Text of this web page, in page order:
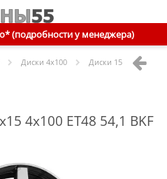
у менеджера)
Диски 4x100 Диски 15 4x100 ET48
4x100 ET48 54,1 BKF